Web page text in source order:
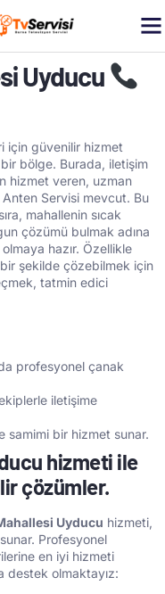
Uyducu
için güvenilir hizmet
bir bölge. Burada, iletişim
hizmet veren, uzman
Servisi mevcut. Bu
mahallenin sıcak
çözümü bulmak adına
hazır. Özellikle
bir şekilde çözebilmek için
tatmin edici
profesyonel çanak
iletişime
samimi bir hizmet sunar.
hizmeti ile
çözümler.
Uyducu hizmeti,
Profesyonel
en iyi hizmeti
destek olmaktayız: